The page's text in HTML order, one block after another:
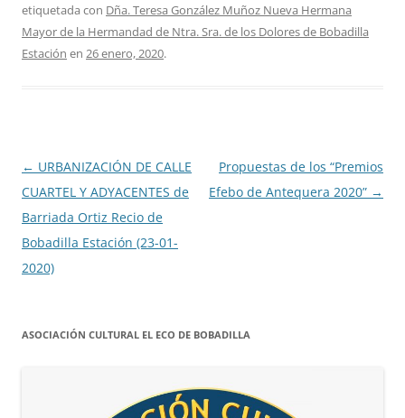
etiquetada con Dña. Teresa González Muñoz Nueva Hermana
Mayor de la Hermandad de Ntra. Sra. de los Dolores de Bobadilla
Estación en 26 enero, 2020.
Navegación
de
entradas
← URBANIZACIÓN DE CALLE
CUARTEL Y ADYACENTES de
Barriada Ortiz Recio de
Bobadilla Estación (23-01-
2020)
Propuestas de los “Premios
Efebo de Antequera 2020” →
ASOCIACIÓN CULTURAL EL ECO DE BOBADILLA